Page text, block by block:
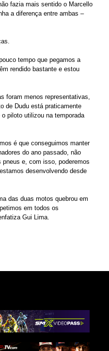
fazia mais sentido o Marcello
a diferença entre ambas –
tempo que pegamos a
rendido bastante e estou
foram menos representativas,
de Dudu está praticamente
piloto utilizou na temporada
é que conseguimos manter
do ano passado, não
e, com isso, poderemos
desenvolvendo desde
das duas motos quebrou em
em todos os
Gui Lima.